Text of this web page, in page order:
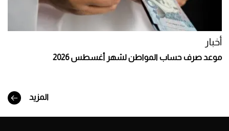
أخبار
موعد صرف حساب المواطن لشهر أغسطس 2026
المزيد